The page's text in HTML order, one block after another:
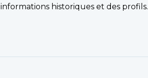
informations historiques et des profils.